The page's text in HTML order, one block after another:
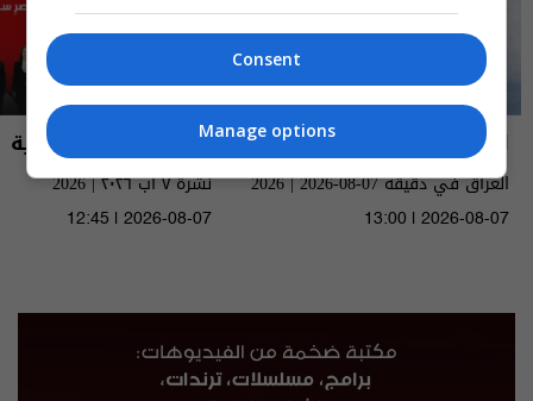
العراق في دقيقة
العراق في دقيقة 07-08-2026 | 2026
13:00 | 2026-08-07
نشرة أخبار السومرية
نشرة ٧ آب ٢٠٢٦ | 2026
12:45 | 2026-08-07
Consent
Manage options